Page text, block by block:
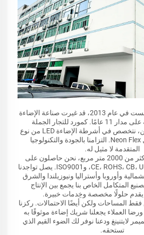
لُميمر لايتنينغ، التي تأسست في عام 2013، قد غيرت صناعة الإضاءة
بمنتجاتها الابتكارية على مدار 11 عامًا. كمورد للتجار الجملة
والمصممين والمقاولين، نتخصص في أشرطة الإضاءة LED من نوع
SMD/COB وحلول Neon Flex. التزامنا بالجودة والتكنولوجيا
المتقدمة لا مثيل له.
مع مصنع يمتد على أكثر من 2000 متر مربع، نحن حاصلون على
شهادات مثل CE، ROHS، CB، UL، UKCA، وISO9001. يصل تواجدنا
وأوروبا وأستراليا ونيوزيلندا والشرق
المتكامل الخاص بنا يجمع بين الإنتاج
يقدم حلولًا مخصصة وخِدمات خبيرة.
المساحات ولكن أيضًا الاحتمالات. ركزنا
ورضا العملاء يجعلنا شريك إضاءة موثوقًا به
لايتنينغ ودعنا نوفر لك الضوء القيم الذي
تستحقه.